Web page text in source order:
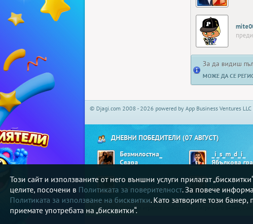
За да видиш
МОЖЕ ДА СЕ
Този сайт и използваните от него външни услуги прилагат
целите, посочени в Политиката за поверителност. За повече
Политиката за използване на бисквитки. Като затворите този
приемате употребата на „бисквитки“.
© Djagi.com 2008 - 2026 powered by App Business Ventures
ДНЕВНИ ПОБЕДИТЕЛИ (07 АВГУСТ)
Безмилостна_
Свара
_i_s_m_d_i_
vanianic
Хавайско парти
Villie
Шише
В djagi.com може да играете любимите си игри като